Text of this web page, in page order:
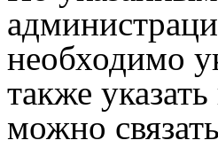
необходимо
также
можно